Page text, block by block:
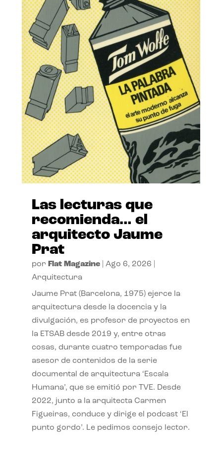
Las lecturas que
recomienda… el
arquitecto Jaume
Prat
por Flat Magazine| Ago 6, 2026
Arquitectura
Jaume Prat (Barcelona, 1975) ejerce la
arquitectura desde la docencia y la
divulgación, es profesor de proyectos en
la ETSAB desde 2019 y, entre otras
cosas, durante cuatro temporadas fue
asesor de contenidos de la serie
documental de arquitectura ‘Escala
Humana’, que se emitió por TVE. Desde
2022, junto a la arquitecta Carmen
Figueiras, conduce y dirige el podcast ‘El
punto gordo’. Le pedimos consejo lector.